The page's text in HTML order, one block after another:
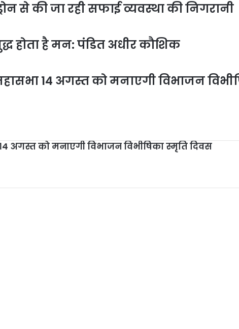
से की जा रही सफाई व्यवस्था की निगरानी
होता है मन: पंडित अधीर कौशिक
14 अगस्त को मनाएगी विभाजन
अगस्त को मनाएगी विभाजन विभीषिका स्मृति दिवस